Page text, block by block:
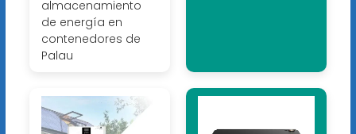
almacenamiento
de energía en
contenedores de
Palau